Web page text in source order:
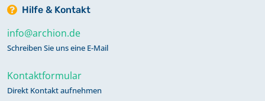
Taufregister 1808-1824 Band 3
Taufregister 1825-1854 Band 4
Hilfe & Kontakt
info@archion.de
Schreiben Sie uns eine E-Mail
Kontaktformular
Direkt Kontakt aufnehmen